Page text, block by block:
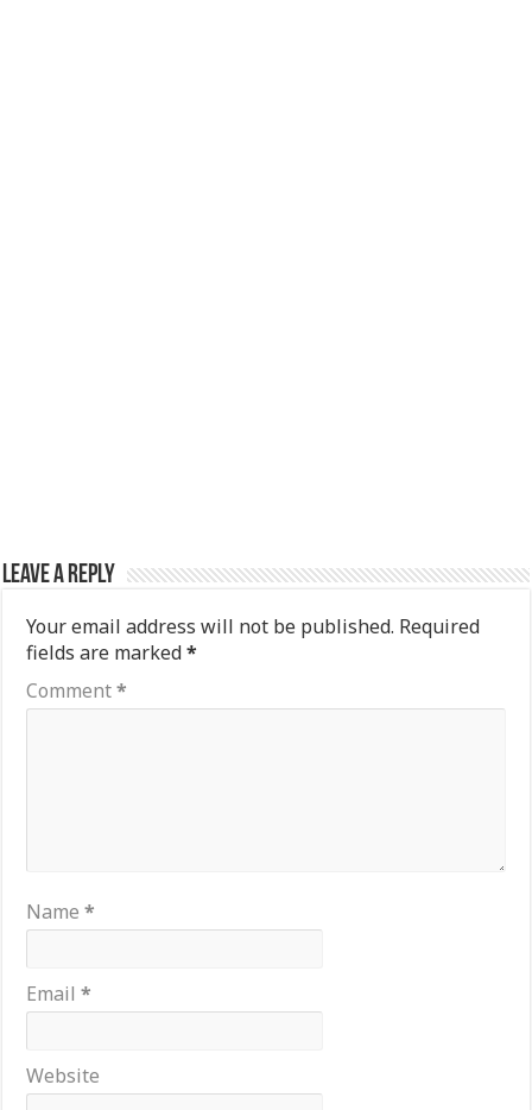
Leave a Reply
Your email address will not be published. Required
fields are marked*
Comment*
Name*
Email*
Website